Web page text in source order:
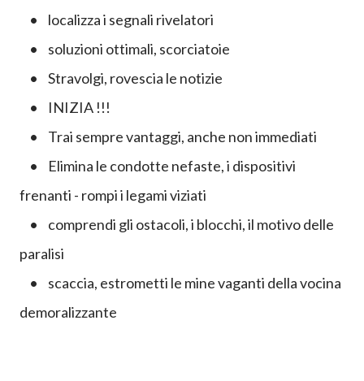
• localizza i segnali rivelatori
• soluzioni ottimali, scorciatoie
• Stravolgi, rovescia le notizie
• INIZIA !!!
• Trai sempre vantaggi, anche non immediati
• Elimina le condotte nefaste, i dispositivi
frenanti - rompi i legami viziati
• comprendi gli ostacoli, i blocchi, il motivo delle
paralisi
• scaccia, estrometti le mine vaganti della vocina
demoralizzante